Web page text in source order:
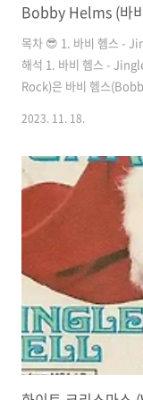
목차 😎 1. 바비 헴스 -
해석 1. 바비 헴스 -
Rock)은 바비 헴스
Bells의 리듬과 멜로디
바비 헴스의 매력적인 보
며, 크리스마스의 즐거
현재까..
2023. 11. 18.